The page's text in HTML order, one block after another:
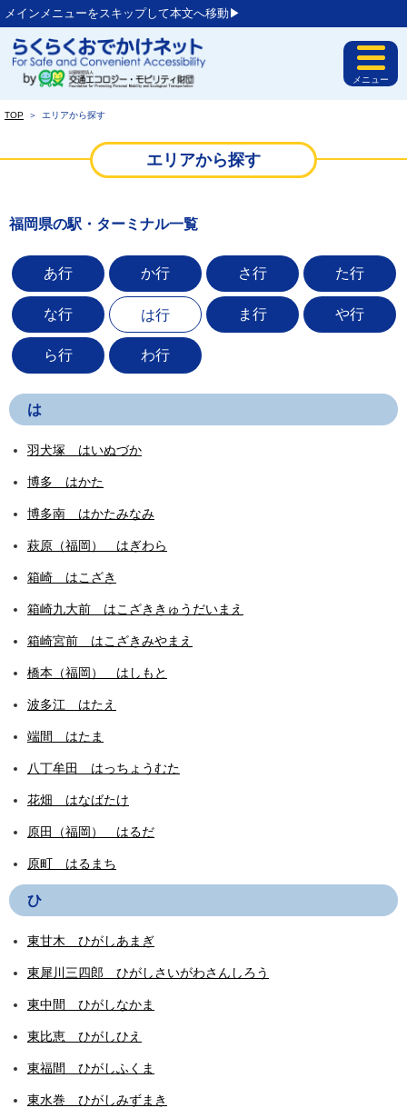
メインメニューをスキップして本文へ移動▶︎
メニュー
TOP ＞ エリアから探す
エリアから探す
福岡県の駅・ターミナル一覧
あ行 か行 さ行 た行
な行 は行 ま行 や行
ら行 わ行
は
羽犬塚 はいぬづか
博多 はかた
博多南 はかたみなみ
萩原（福岡） はぎわら
箱崎 はこざき
箱崎九大前 はこざききゅうだいまえ
箱崎宮前 はこざきみやまえ
橋本（福岡） はしもと
波多江 はたえ
端間 はたま
八丁牟田 はっちょうむた
花畑 はなばたけ
原田（福岡） はるだ
原町 はるまち
ひ
東甘木 ひがしあまぎ
東犀川三四郎 ひがしさいがわさんしろう
東中間 ひがしなかま
東比恵 ひがしひえ
東福間 ひがしふくま
東水巻 ひがしみずまき